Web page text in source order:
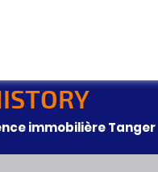
immobilière Tanger